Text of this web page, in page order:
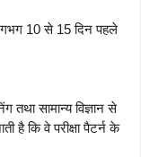
लगभग 10 से 15 दिन पहले
तथा सामान्य विज्ञान से
है कि वे परीक्षा पैटर्न के